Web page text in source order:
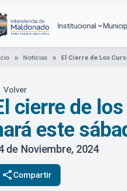
Institucional
Noticias El Cierre de Los
Volver
cierre de
este
de Noviembre, 2024
share Compartir